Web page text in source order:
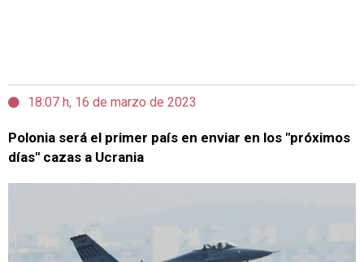
18:07 h, 16 de marzo de 2023
Polonia será el primer país en enviar en los "próximos
días" cazas a Ucrania